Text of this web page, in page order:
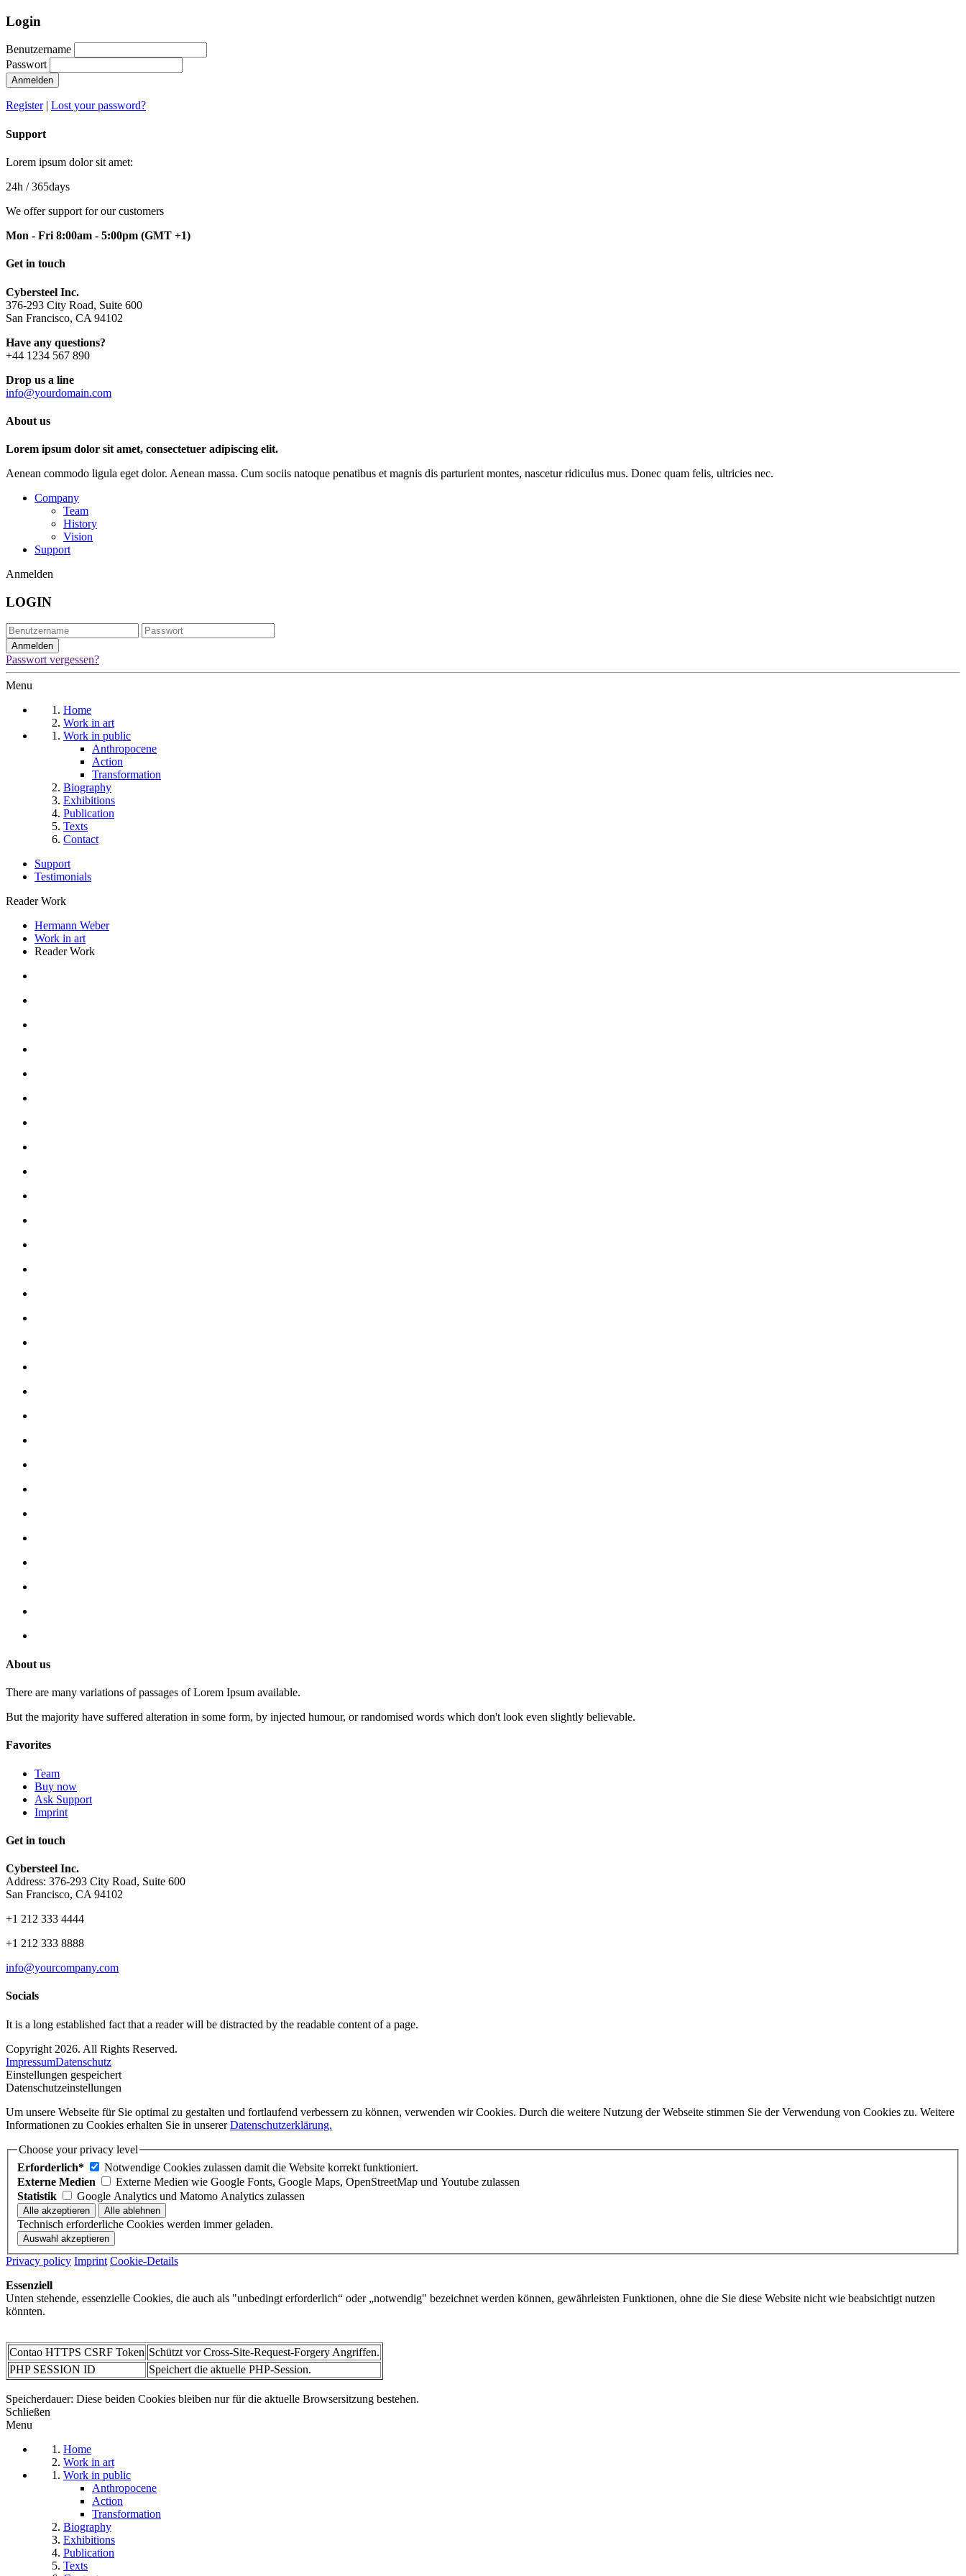
Login
Benutzername
Passwort
Anmelden
Register| Lost your password?
Support
Lorem ipsum dolor sit amet:
24h / 365days
We offer support for our customers
Mon - Fri 8:00am - 5:00pm (GMT +1)
Get in touch
Cybersteel Inc.
376-293 City Road, Suite 600
San Francisco, CA 94102
Have any questions?
+44 1234 567 890
Drop us a line
info@yourdomain.com
About us
Lorem ipsum dolor sit amet, consectetuer adipiscing elit.
Aenean commodo ligula eget dolor. Aenean massa. Cum sociis natoque penatibus et magnis dis parturient montes, nascetur ridiculus mus. Donec quam felis, ultricies nec.
Company
Team
History
Vision
Support
Anmelden
LOGIN
Passwort vergessen?
Menu
Home
Work in art
Work in public
Anthropocene
Action
Transformation
Biography
Exhibitions
Publication
Texts
Contact
Support
Testimonials
Reader Work
Hermann Weber
Work in art
Reader Work
About us
There are many variations of passages of Lorem Ipsum available.
But the majority have suffered alteration in some form, by injected humour, or randomised words which don't look even slightly believable.
Favorites
Team
Buy now
Ask Support
Imprint
Get in touch
Cybersteel Inc.
Address: 376-293 City Road, Suite 600
San Francisco, CA 94102
+1 212 333 4444
+1 212 333 8888
info@yourcompany.com
Socials
It is a long established fact that a reader will be distracted by the readable content of a page.
Copyright 2026. All Rights Reserved.
ImpressumDatenschutz
Einstellungen gespeichert
Datenschutzeinstellungen
Um unsere Webseite für Sie optimal zu gestalten und fortlaufend verbessern zu können, verwenden wir Cookies. Durch die weitere Nutzung der Webseite stimmen Sie der Verwendung von Cookies zu. Weitere
Informationen zu Cookies erhalten Sie in unsererDatenschutzerklärung.
Choose your privacy level
Erforderlich*
Notwendige Cookies zulassen damit die Website korrekt funktioniert.
Externe Medien
Externe Medien wie Google Fonts, Google Maps, OpenStreetMap und Youtube zulassen
Statistik
Google Analytics und Matomo Analytics zulassen
Technisch erforderliche Cookies werden immer geladen.
Privacy policy Imprint Cookie-Details
Essenziell
Unten stehende, essenzielle Cookies, die auch als "unbedingt erforderlich“ oder „notwendig" bezeichnet werden können, gewährleisten Funktionen, ohne die Sie diese Website nicht wie beabsichtigt nutzen
könnten.
Contao HTTPS CSRF Token Schützt vor Cross-Site-Request-Forgery Angriffen.
PHP SESSION ID
Speichert die aktuelle PHP-Session.
Speicherdauer: Diese beiden Cookies bleiben nur für die aktuelle Browsersitzung bestehen.
Schließen
Menu
Home
Work in art
Work in public
Anthropocene
Action
Transformation
Biography
Exhibitions
Publication
Texts